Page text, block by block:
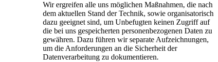
Wir ergreifen alle uns möglichen Maßnahmen, die nach
dem aktuellen Stand der Technik, sowie organisatorisch
dazu geeignet sind, um Unbefugten keinen Zugriff auf
die bei uns gespeicherten personenbezogenen Daten zu
gewähren. Dazu führen wir separate Aufzeichnungen,
um die Anforderungen an die Sicherheit der
Datenverarbeitung zu dokumentieren.